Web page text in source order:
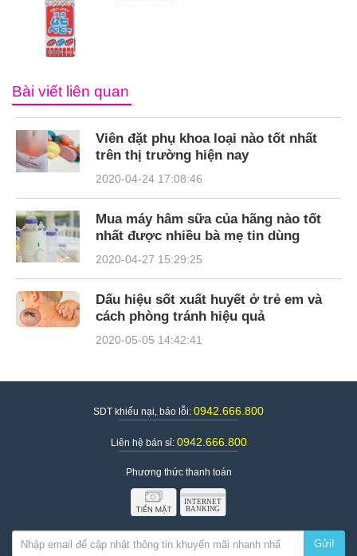
Bài viết liên quan
Viên đặt phụ khoa loại nào tốt nhất
trên thị trường hiện nay
2020-04-24 17:08:46
Mua máy hâm sữa của hãng nào tốt
nhất được nhiều bà mẹ tin dùng
2020-04-27 15:29:25
Dấu hiệu sốt xuất huyết ở trẻ em và
cách phòng tránh hiệu quả
2020-05-05 14:42:41
SDT khiếu nại, báo lỗi: 0942.666.800
Liên hệ bán sỉ: 0942.666.800
Phương thức thanh toán
Gửi!